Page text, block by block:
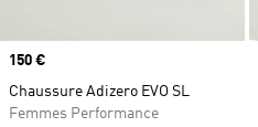
Prix
150 €
Chaussure Adizero EVO SL
Femmes Performance